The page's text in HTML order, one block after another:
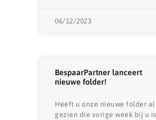
06/12/2023
BespaarPartner lanceert
nieuwe folder!
Heeft u onze nieuwe folder al
gezien die vorige week bij u is